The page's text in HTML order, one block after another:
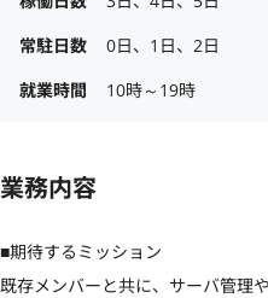
常駐日数
0日、1日、2日
就業時間
10時～19時
業務内容
■期待するミッション
既存メンバーと共に、サーバ管理